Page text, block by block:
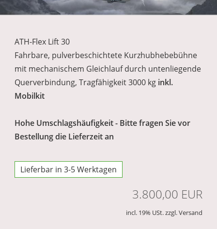
ATH-Flex Lift 30
Fahrbare, pulverbeschichtete Kurzhubhebebühne
mit mechanischem Gleichlauf durch untenliegende
Querverbindung, Tragfähigkeit 3000 kg inkl.
Mobilkit
Hohe Umschlagshäufigkeit - Bitte fragen Sie vor
Bestellung die Lieferzeit an
Lieferbar in 3-5 Werktagen
3.800,00 EUR
incl. 19% USt. zzgl. Versand